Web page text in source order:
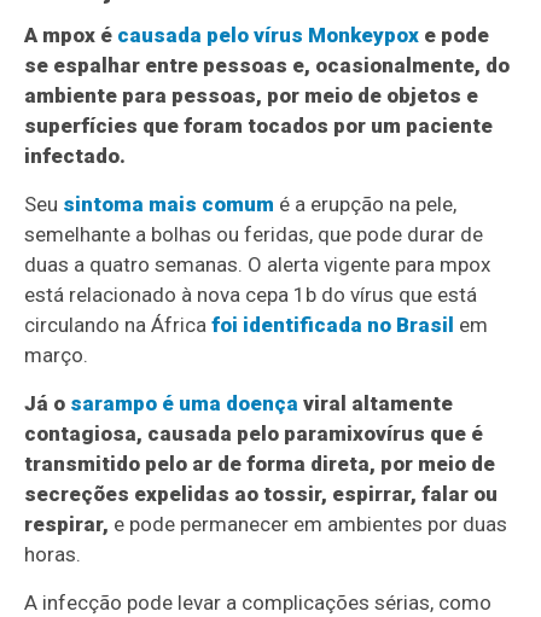
A mpox é causada pelo vírus Monkeypox e pode
se espalhar entre pessoas e, ocasionalmente, do
ambiente para pessoas, por meio de objetos e
superfícies que foram tocados por um paciente
infectado.
Seu sintoma mais comum é a erupção na pele,
semelhante a bolhas ou feridas, que pode durar de
duas a quatro semanas. O alerta vigente para mpox
está relacionado à nova cepa 1b do vírus que está
circulando na Áfricafoi identificada no Brasil em
março.
Já o sarampo é uma doença viral altamente
contagiosa, causada pelo paramixovírus que é
transmitido pelo ar de forma direta, por meio de
secreções expelidas ao tossir, espirrar, falar ou
respirar, e pode permanecer em ambientes por duas
horas.
A infecção pode levar a complicações sérias, como